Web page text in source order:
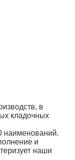
в
кладочных
наименований.
и
наши